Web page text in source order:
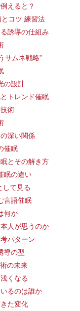
えると？
コツ 練習法
誘導の仕組み
サムネ戦略”
の設計
トレンド催眠
術
深い関係
催眠
とその解き方
眠の違い
して見る
言語催眠
何か
人が思うのか
パターン
導の型
の未来
くなる
るのは誰か
た変化